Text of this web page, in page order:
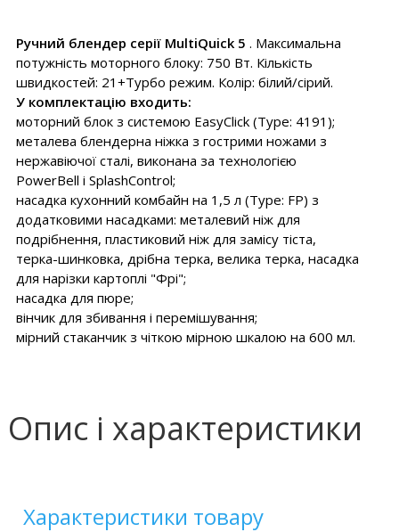
Ручний блендер серії MultiQuick 5 . Максимальна
потужність моторного блоку: 750 Вт. Кількість
швидкостей: 21+Турбо режим. Колір: білий/сірий.
У комплектацію входить:
моторний блок з системою EasyClick (Type: 4191);
металева блендерна ніжка з гострими ножами з
нержавіючої сталі, виконана за технологією
PowerBell і SplashControl;
насадка кухонний комбайн на 1,5 л (Type: FP) з
додатковими насадками: металевий ніж для
подрібнення, пластиковий ніж для замісу тіста,
терка-шинковка, дрібна терка, велика терка, насадка
для нарізки картоплі "Фрі";
насадка для пюре;
вінчик для збивання і перемішування;
мірний стаканчик з чіткою мірною шкалою на 600 мл.
Опис і характеристики
Характеристики товару